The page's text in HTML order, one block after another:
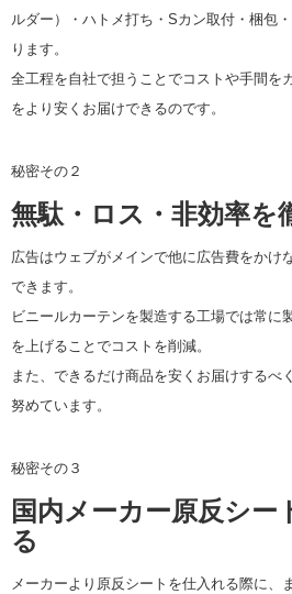
ルダー）・ハトメ打ち・Sカン取付・梱包
ります。
全工程を自社で担うことでコストや手間を
をより安くお届けできるのです。
秘密その２
無駄・ロス・非効率を
広告はウェブがメインで他に広告費をかけ
できます。
ビニールカーテンを製造する工場では常に
を上げることでコストを削減。
また、できるだけ商品を安くお届けするべ
努めています。
秘密その３
国内メーカー原反シー
る
メーカーより原反シートを仕入れる際に、